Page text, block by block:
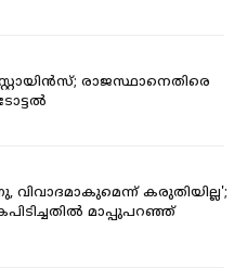
രാജസ്ഥാനെതിരെ
വിവാദമാകുമെന്ന് കരുതിയില്ല';
മാപ്പുപറഞ്ഞ്